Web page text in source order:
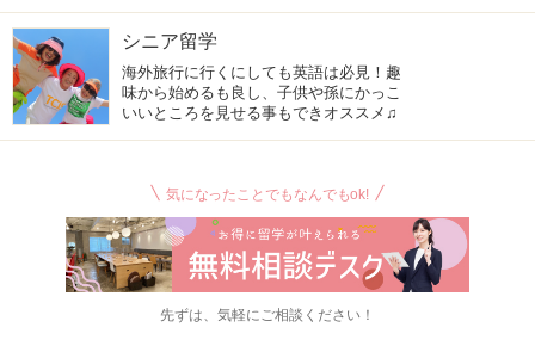
シニア留学
海外旅行に行くにしても英語は必見！趣
味から始めるも良し、子供や孫にかっこ
いいところを見せる事もできオススメ♫
気になったことでもなんでもok!
先ずは、気軽にご相談ください！